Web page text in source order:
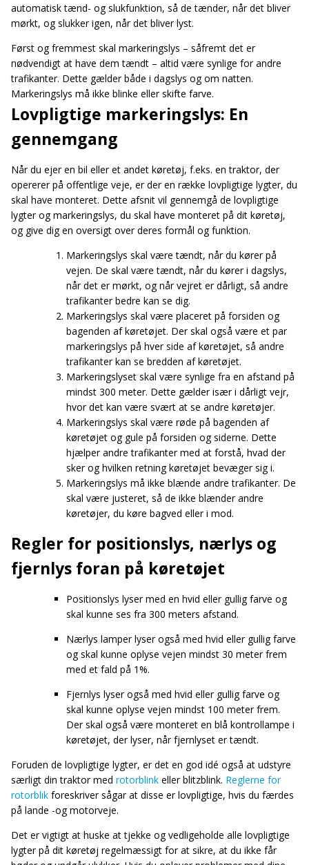
automatisk tænd- og slukfunktion, så de tænder, når det bliver
mørkt, og slukker igen, når det bliver lyst.
Først og fremmest skal markeringslys – såfremt det er
nødvendigt at have dem tændt – altid være synlige for andre
trafikanter. Dette gælder både i dagslys og om natten.
Markeringslys må ikke blinke eller skifte farve.
Lovpligtige markeringslys: En
gennemgang
Når du ejer en bil eller et andet køretøj, f.eks. en traktor, der
opererer på offentlige veje, er der en række lovpligtige lygter, du
skal have monteret. Dette afsnit vil gennemgå de lovpligtige
lygter og markeringslys, du skal have monteret på dit køretøj,
og give dig en oversigt over deres formål og funktion.
Markeringslys skal være tændt, når du kører på
vejen. De skal være tændt, når du kører i dagslys,
når det er mørkt, og når vejret er dårligt, så andre
trafikanter bedre kan se dig.
Markeringslys skal være placeret på forsiden og
bagenden af køretøjet. Der skal også være et par
markeringslys på hver side af køretøjet, så andre
trafikanter kan se bredden af køretøjet.
Markeringslyset skal være synlige fra en afstand på
mindst 300 meter. Dette gælder især i dårligt vejr,
hvor det kan være svært at se andre køretøjer.
Markeringslys skal være røde på bagenden af
køretøjet og gule på forsiden og siderne. Dette
hjælper andre trafikanter med at forstå, hvad der
sker og hvilken retning køretøjet bevæger sig i.
Markeringslys må ikke blænde andre trafikanter. De
skal være justeret, så de ikke blænder andre
køretøjer, du køre bagved eller i mod.
Regler for positionslys, nærlys og
fjernlys foran på køretøjet
Positionslys lyser med en hvid eller gullig farve og
skal kunne ses fra 300 meters afstand.
Nærlys lamper lyser også med hvid eller gullig farve
og skal kunne oplyse vejen mindst 30 meter frem
med et fald på 1%.
Fjernlys lyser også med hvid eller gullig farve og
skal kunne oplyse vejen mindst 100 meter frem.
Der skal også være monteret en blå kontrollampe i
køretøjet, der lyser, når fjernlyset er tændt.
Foruden de lovpligtige lygter, er det en god idé også at udstyre
særligt din traktor med rotorblink eller blitzblink. Reglerne for
rotorblik foreskriver sågar at disse er lovpligtige, hvis du færdes
på lande -og motorveje.
Det er vigtigt at huske at tjekke og vedligeholde alle lovpligtige
lygter på dit køretøj regelmæssigt for at sikre, at du ikke får